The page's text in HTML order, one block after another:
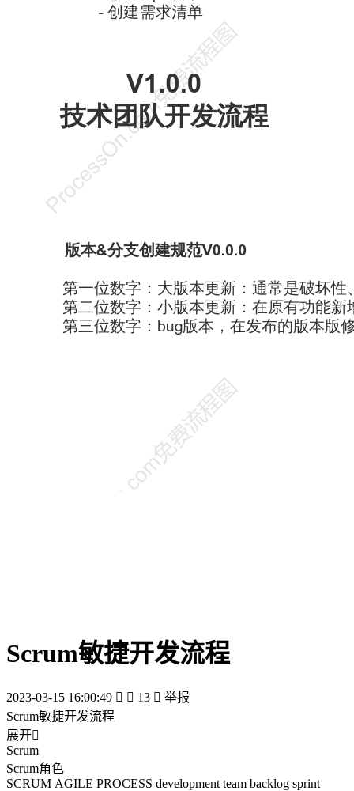
Scrum敏捷开发流程
2023-03-15 16:00:49   13  举报
Scrum敏捷开发流程
展开
Scrum
Scrum角色
SCRUM AGILE PROCESS development team backlog sprint